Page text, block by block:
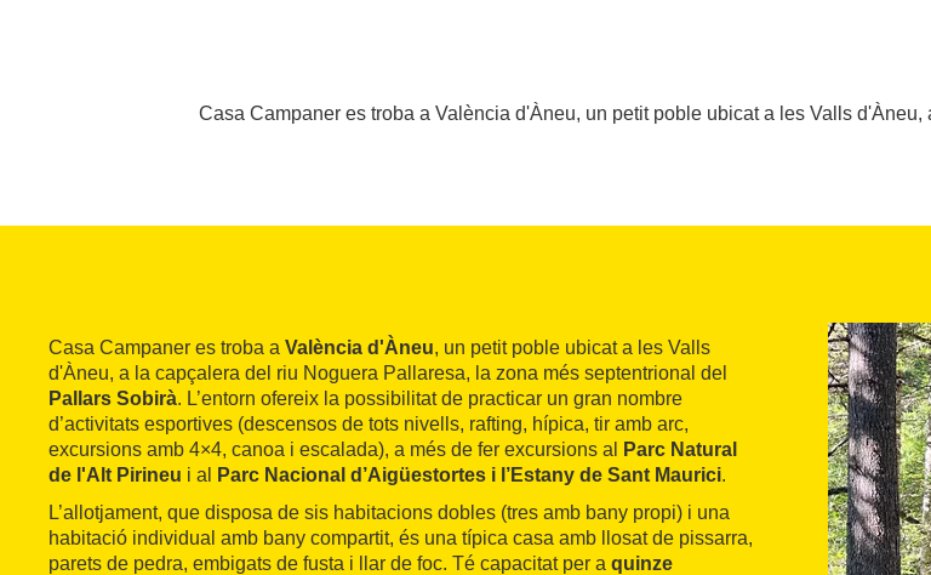
Casa Campaner es troba a València d'Àneu, un petit poble ubicat a les Valls
Casa Campaner es troba a València d'Àneu, un petit poble ubicat a les Valls
d'Àneu, a la capçalera del riu Noguera Pallaresa, la zona més septentrional del
Pallars Sobirà. L’entorn ofereix la possibilitat de practicar un gran nombre
d’activitats esportives (descensos de tots nivells, rafting, hípica, tir amb arc,
excursions amb 4×4, canoa i escalada), a més de fer excursions al
Parc Natural
de l'Alt Pirineu i al Parc Nacional d’Aigüestortes i l’Estany de Sant Maurici.
L’allotjament, que disposa de sis habitacions dobles (tres amb bany propi) i una
habitació individual amb bany compartit, és una típica casa amb llosat de pissarra,
parets de pedra, embigats de fusta i llar de foc. Té capacitat per a quinze